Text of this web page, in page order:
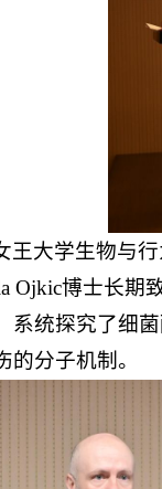
大学生物与行
Ojkic博士长
系统探究了细
分子机制。